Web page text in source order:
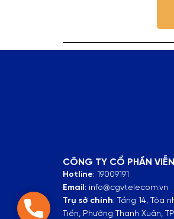
CÔNG TY CỔ PHẦN
Hotline: 19009191
Email : info@cgvtelecom.vn
Trụ sở chính:
Tầng 14, Tòa
Tiến, Phường Thanh Xuân,
Hotline: 1900 9191